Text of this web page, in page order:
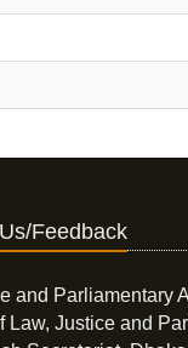
Feedback
and Parliamentary
Law, Justice and